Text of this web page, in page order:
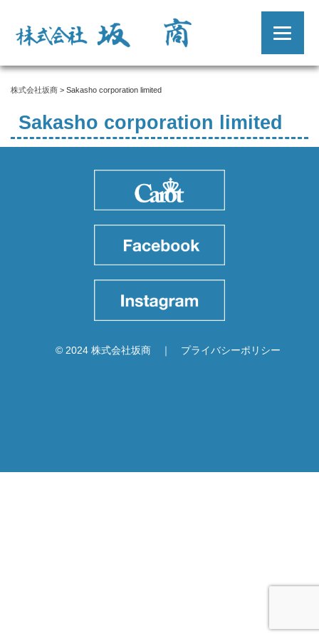
株式会社坂商 > Sakasho corporation limited
Sakasho corporation limited
© 2024 株式会社坂商 ｜ プライバシーポリシー